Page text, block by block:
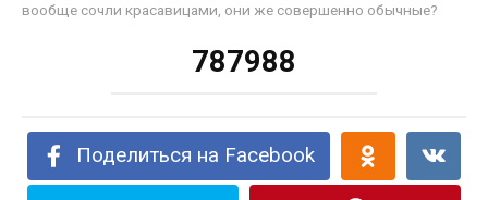
вообще сочли красавицами, они же совершенно обычные?
787988
Поделиться на Facebook